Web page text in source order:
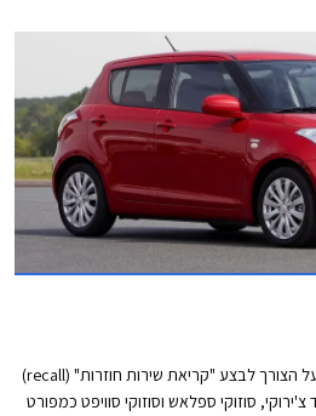
יצרניות הרכב סוזוקי וג'יפ הודיעו על הצורך לבצע "קריאת שירות חוזרות" (recall)
סוזוקי ספלאש וסוזוקי סוויפט כמפורט